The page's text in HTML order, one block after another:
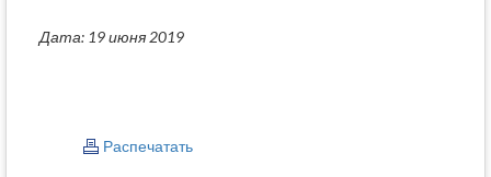
Дата: 19 июня 2019
Распечатать